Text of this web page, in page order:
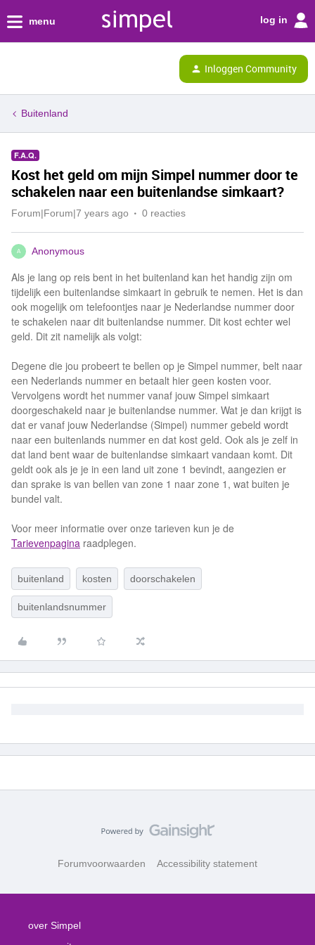
menu log in
Inloggen Community
Buitenland
F.A.Q.
Kost het geld om mijn Simpel nummer door te
schakelen naar een buitenlandse simkaart?
Forum|Forum|7 years ago 0 reacties
A Anonymous
Als je lang op reis bent in het buitenland kan het handig zijn om
tijdelijk een buitenlandse simkaart in gebruik te nemen. Het is dan
ook mogelijk om telefoontjes naar je Nederlandse nummer door
te schakelen naar dit buitenlandse nummer. Dit kost echter wel
geld. Dit zit namelijk als volgt:
Degene die jou probeert te bellen op je Simpel nummer, belt naar
een Nederlands nummer en betaalt hier geen kosten voor.
Vervolgens wordt het nummer vanaf jouw Simpel simkaart
doorgeschakeld naar je buitenlandse nummer. Wat je dan krijgt is
dat er vanaf jouw Nederlandse (Simpel) nummer gebeld wordt
naar een buitenlands nummer en dat kost geld. Ook als je zelf in
dat land bent waar de buitenlandse simkaart vandaan komt. Dit
geldt ook als je je in een land uit zone 1 bevindt, aangezien er
dan sprake is van bellen van zone 1 naar zone 1, wat buiten je
bundel valt.
Voor meer informatie over onze tarieven kun je de
Tarievenpagina raadplegen.
buitenland kosten doorschakelen
buitenlandsnummer
Forumvoorwaarden Accessibility statement
over Simpel